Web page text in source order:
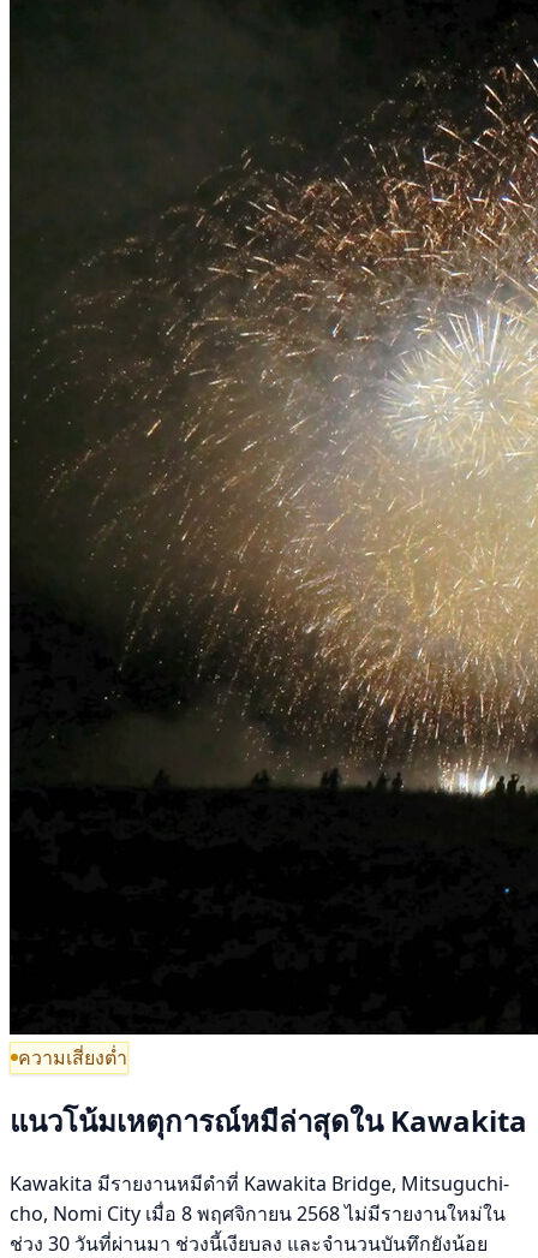
ความเสี่ยงต่ำ
แนวโน้มเหตุการณ์หมีล่าสุดใน Kawakita
Kawakita มีรายงานหมีดำที่ Kawakita Bridge, Mitsuguchi-
cho, Nomi City เมื่อ 8 พฤศจิกายน 2568 ไม่มีรายงานใหม่ใน
ช่วง 30 วันที่ผ่านมา ช่วงนี้เงียบลง และจำนวนบันทึกยังน้อย